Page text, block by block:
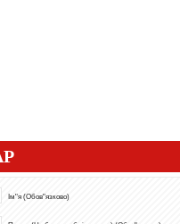
Ім"я (Обов"язково)